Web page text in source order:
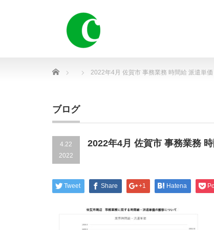
Home 2022年4月 佐賀市 事務業務 時間給 派遣単価
ブログ
4.22
2022
2022年4月 佐賀市 事務業務
Tweet Share +1 Hatena